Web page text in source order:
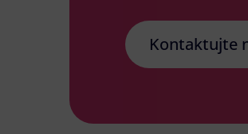
Kontaktujte